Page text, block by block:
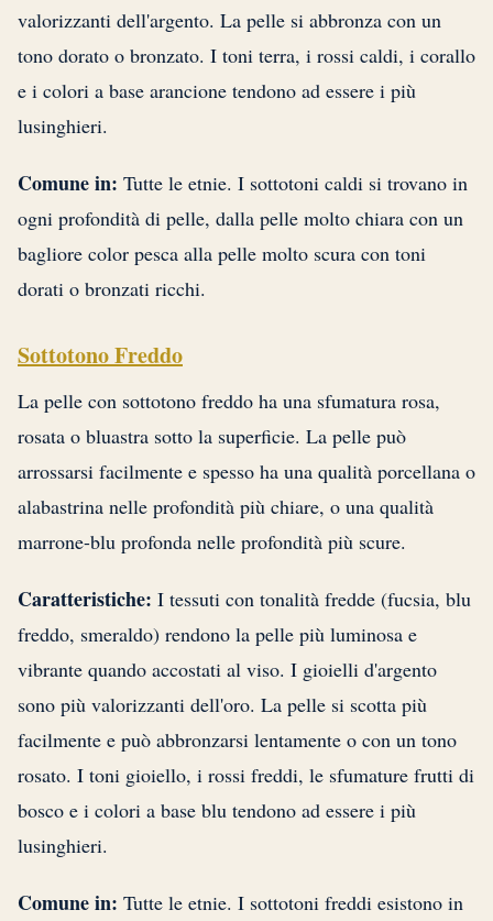
valorizzanti dell'argento. La pelle si abbronza con un
tono dorato o bronzato. I toni terra, i rossi caldi, i corallo
e i colori a base arancione tendono ad essere i più
lusinghieri.
Comune in: Tutte le etnie. I sottotoni caldi si trovano in
ogni profondità di pelle, dalla pelle molto chiara con un
bagliore color pesca alla pelle molto scura con toni
dorati o bronzati ricchi.
Sottotono Freddo
La pelle con sottotono freddo ha una sfumatura rosa,
rosata o bluastra sotto la superficie. La pelle può
arrossarsi facilmente e spesso ha una qualità porcellana o
alabastrina nelle profondità più chiare, o una qualità
marrone-blu profonda nelle profondità più scure.
Caratteristiche: I tessuti con tonalità fredde (fucsia, blu
freddo, smeraldo) rendono la pelle più luminosa e
vibrante quando accostati al viso. I gioielli d'argento
sono più valorizzanti dell'oro. La pelle si scotta più
facilmente e può abbronzarsi lentamente o con un tono
rosato. I toni gioiello, i rossi freddi, le sfumature frutti di
bosco e i colori a base blu tendono ad essere i più
lusinghieri.
Comune in: Tutte le etnie. I sottotoni freddi esistono in